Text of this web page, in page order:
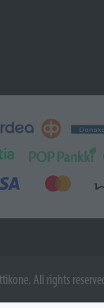
All rights